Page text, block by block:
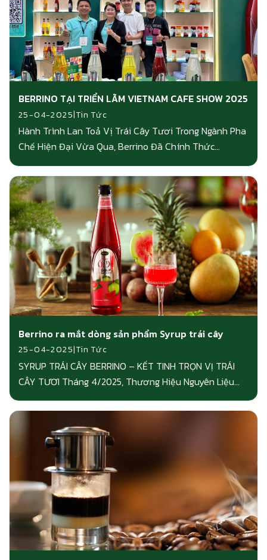
25-04-2025|Tin Tức
BERRINO TẠI TRIỂN LÃM VIETNAM CAFE SHOW 2025
Hành Trình Lan Toả Vị Trái Cây Tươi Trong Ngành Pha
Chế Hiện Đại Vừa Qua, Berrino Đã Chính Thức...
25-04-2025|Tin Tức
Berrino ra mắt dòng sản phẩm Syrup trái cây
SYRUP TRÁI CÂY BERRINO – KẾT TINH TRỌN VỊ TRÁI
CÂY TƯƠI Tháng 4/2025, Thương Hiệu Nguyên Liệu